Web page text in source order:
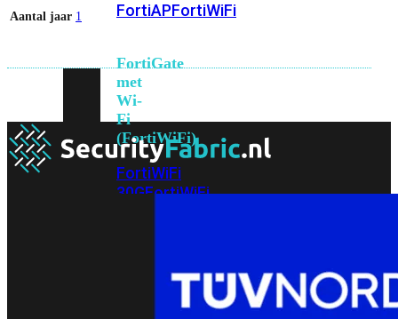
FortiAPFortiWiFi
FortiGate
met
Wi-
Fi
(FortiWiFi)
FortiWiFi
30GFortiWiFi
FortiWiFi
Aantal jaar 1